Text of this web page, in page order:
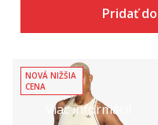
Pridať do
Viac informácií
NOVÁ NIŽŠIA
CENA